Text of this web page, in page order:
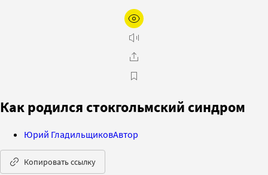
Как родился стокгольмский синдром
Юрий ГладильщиковАвтор
Копировать ссылку